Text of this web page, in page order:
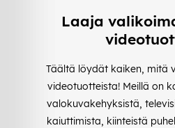
Laaja
Täältä löydät kaiken, mitä
videotuotteista! Meillä on
valokuvakehyksistä,
kaiuttimista, kiinteistä